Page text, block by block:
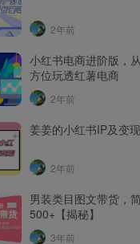
2年前
小红书电商进阶版，
方位玩透红薯电商
2年前
姜姜的小红书IP及变
2年前
男装类目图文带货，
500+【揭秘】
3年前